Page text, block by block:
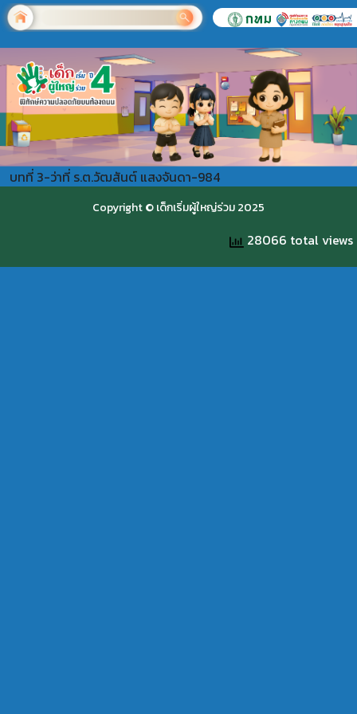
บทที่ 3-ว่าที่ ร.ต.วัฒสันต์ แสงจันดา-984
Copyright © เด็กเริ่มผู้ใหญ่ร่วม 2025
28066 total views